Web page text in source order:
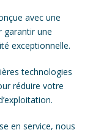
avec une
garantir une
exceptionnelle.
technologies
réduire votre
en service, nous